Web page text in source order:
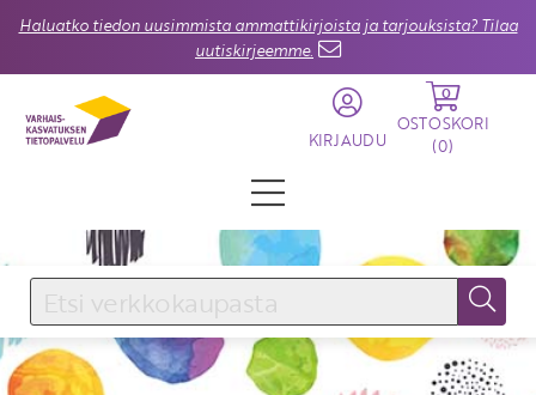
Haluatko tiedon uusimmista ammattikirjoista ja tarjouksista? Tilaa
uutiskirjeemme.
KIRJAUDU
0
OSTOSKORI
(0)
KIRJAUDU SISÄÄN
Käyttäjätunnus